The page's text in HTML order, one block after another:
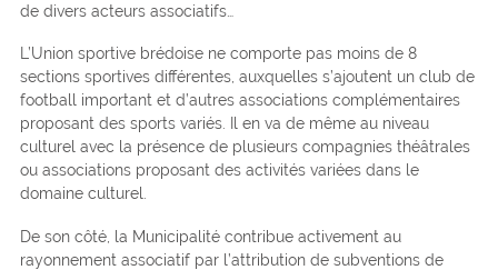
de divers acteurs associatifs…
L’Union sportive brédoise ne comporte pas moins de 8
sections sportives différentes, auxquelles s’ajoutent un club de
football important et d’autres associations complémentaires
proposant des sports variés. Il en va de même au niveau
culturel avec la présence de plusieurs compagnies théâtrales
ou associations proposant des activités variées dans le
domaine culturel.
De son côté, la Municipalité contribue activement au
rayonnement associatif par l’attribution de subventions de